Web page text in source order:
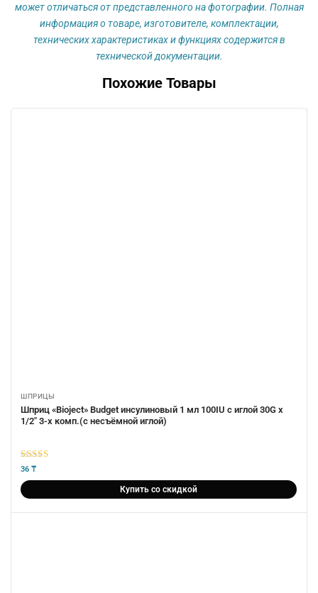
может отличаться от представленного на фотографии. Полная
информация о товаре, изготовителе, комплектации,
технических характеристиках и функциях содержится в
технической документации.
Похожие Товары
ШПРИЦЫ
Шприц «Bioject» Budget инсулиновый 1 мл 100IU с иглой 30G х
1/2″ 3-х комп.(с несъёмной иглой)
5из 5
36 ₸
Купить со скидкой